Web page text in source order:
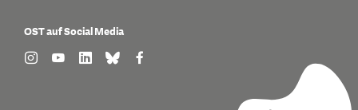
OST auf Social Media
find us on: instagram
find us on: youtube
find us on: linkedin
find us on: bluesky
find us on: facebook